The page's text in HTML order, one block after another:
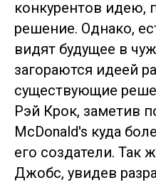
конкурентов идею,
решение. Однако,
видят будущее в
загораются идеей
существующие
Рэй Крок, заметив
McDonald's куда
его создатели. Так
Джобс, увидев